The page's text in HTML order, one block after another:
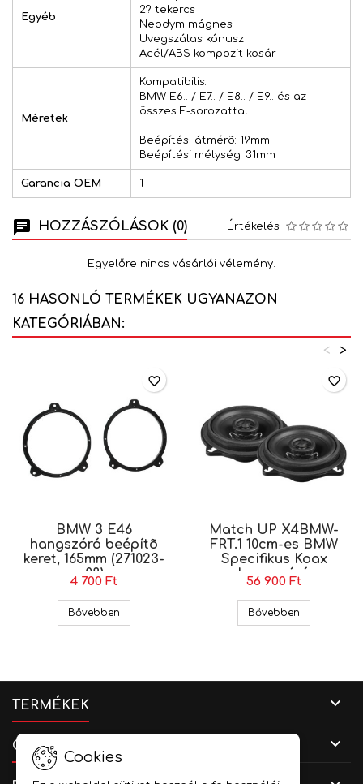
Egyéb
2? tekercs
Neodym mágnes
Üvegszálas kónusz
Acél/ABS kompozit kosár
Méretek
Kompatibilis:
BMW E6.. / E7.. / E8.. / E9.. és az
összes F-sorozattal
Beépítési átmérõ: 19mm
Beépítési mélység: 31mm
Garancia OEM 1
HOZZÁSZÓLÁSOK (0) Értékelés
Egyelőre nincs vásárlói vélemény.
16 HASONLÓ TERMÉKEK UGYANAZON
KATEGÓRIÁBAN:
>
<
BMW 3 E46
hangszóró beépítõ
keret, 165mm (271023-
08)
4 700 Ft
Bővebben BMW 3 E46 hangszóró beépítõ keret, 165mm
favorite_border
Match UP X4BMW-
FRT.1 10cm-es BMW
Specifikus Koax
hangszóró
56 900 Ft
Bővebben
favorite_border
TERMÉKEK 
CÉGADATOK 
Cookies